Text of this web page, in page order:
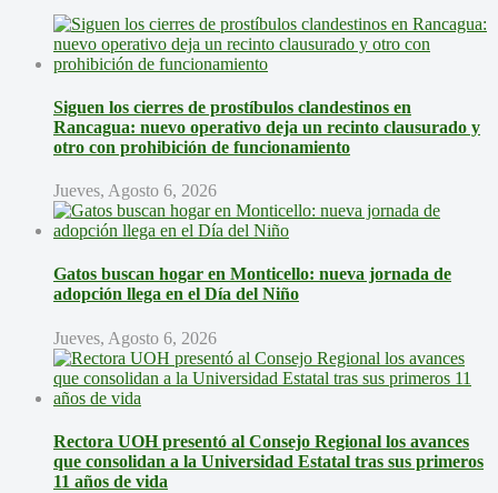
Siguen los cierres de prostíbulos clandestinos en
Rancagua: nuevo operativo deja un recinto clausurado y
otro con prohibición de funcionamiento
Jueves, Agosto 6, 2026
Gatos buscan hogar en Monticello: nueva jornada de
adopción llega en el Día del Niño
Jueves, Agosto 6, 2026
Rectora UOH presentó al Consejo Regional los avances
que consolidan a la Universidad Estatal tras sus primeros
11 años de vida